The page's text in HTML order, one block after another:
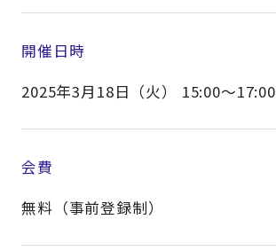
開催日時
2025年3月18日（火） 15:00～17:00
会費
無料（事前登録制）